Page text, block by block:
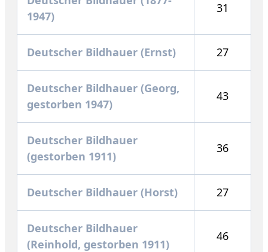
1947)
31
Deutscher Bildhauer (Ernst) 27
Deutscher Bildhauer (Georg,
gestorben 1947)
43
Deutscher Bildhauer
(gestorben 1911)
36
Deutscher Bildhauer (Horst) 27
Deutscher Bildhauer
(Reinhold, gestorben 1911)
46